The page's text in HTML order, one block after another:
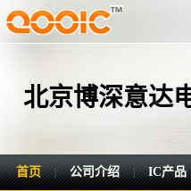
北京博深意达
首页 | 公司介绍 | IC产品